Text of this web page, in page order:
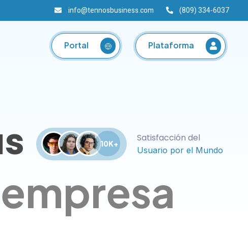
info@tennosbusiness.com (809) 334-6037
Portal Plataforma
10K+ Satisfacción del
Usuario por el Mundo